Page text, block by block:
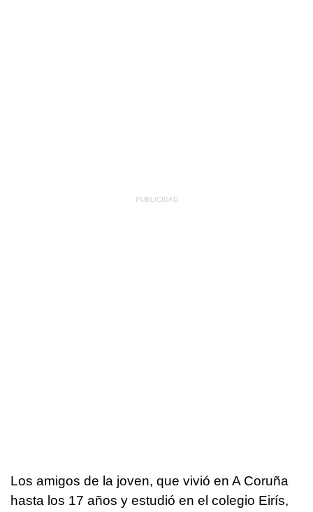
Los amigos de la joven, que vivió en A Coruña
hasta los 17 años y estudió en el colegio Eirís,